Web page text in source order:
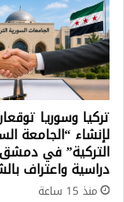
تركيا وسوريا
لإنشاء “الجامعة
التركية” في
دراسية واعتراف
منذ 15 ساعة